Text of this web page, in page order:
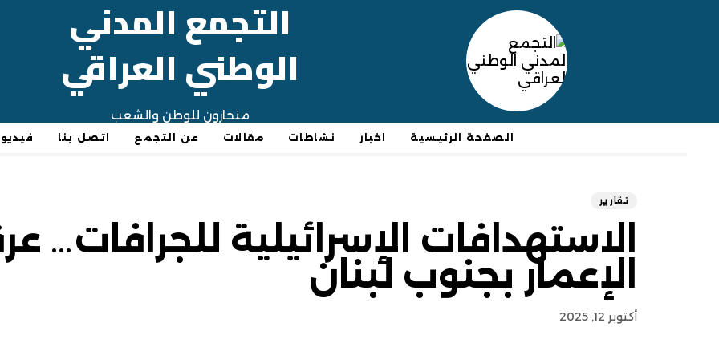
التجمع المدني
الوطني العراقي
منحازون للوطن والشعب
الصفحة الرئيسية اخبار نشاطات مقالات عن التجمع اتصل بنا
تقارير
الاستهدافات الإسرائيلية للجرافات…
الإعمار بجنوب لبنان
أكتوبر 12, 2025